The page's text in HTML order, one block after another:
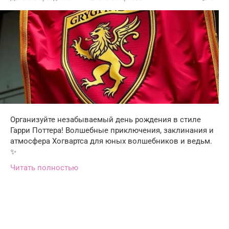
Организуйте незабываемый день рождения в стиле
Гарри Поттера! Волшебные приключения, заклинания и
атмосфера Хогвартса для юных волшебников и ведьм.
✨
Читать полностью